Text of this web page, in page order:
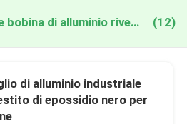
Porcellana Colore bobina di alluminio rivestita (12)
di alluminio industriale
di epossidio nero per